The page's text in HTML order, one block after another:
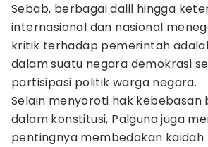
Sebab, berbagai dalil hingga
internasional dan nasional
kritik terhadap pemerintah
dalam suatu negara demokrasi
partisipasi politik warga negara.
Selain menyoroti hak kebebasan
dalam konstitusi, Palguna juga
pentingnya membedakan kaidah